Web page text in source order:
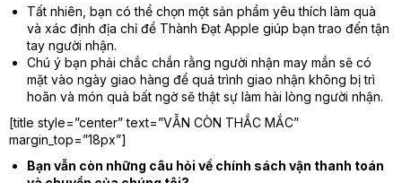
Tất nhiên, bạn có thể chọn một sản phẩm yêu thích làm quà
và xác định địa chỉ để Thành Đạt Apple giúp bạn trao đến tận
tay người nhận.
Chú ý bạn phải chắc chắn rằng người nhận may mắn sẽ có
mặt vào ngày giao hàng để quá trình giao nhận không bị trì
hoãn và món quà bất ngờ sẽ thật sự làm hài lòng người nhận.
[title style=”center” text=”VẪN CÒN THẮC MẮC”
margin_top=”18px”]
Bạn vẫn còn những câu hỏi về chính sách vận thanh toán